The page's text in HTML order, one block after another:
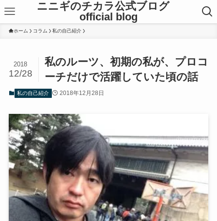
ニニギのチカラ公式ブログ
official blog
ホーム コラム 私の自己紹介
私のルーツ、初期の私が、プロコ
ーチだけで活躍していた頃の話
2018
12/28
私の自己紹介 2018年12月28日